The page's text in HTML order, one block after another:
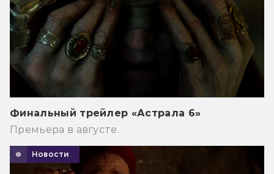
Финальный трейлер «Астрала 6»
Премьера в августе.
Новости